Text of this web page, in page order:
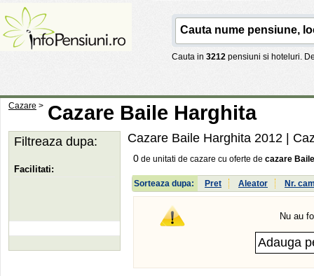
Cauta in 3212 pensiuni si hoteluri.
Cazare > Cazare Baile Harghita
Cazare Baile Harghita 2012 |
0 de unitati de cazare cu oferte de cazare
Sorteaza dupa: Pret Aleator Nr.
Nu au
Filtreaza dupa:
Facilitati: